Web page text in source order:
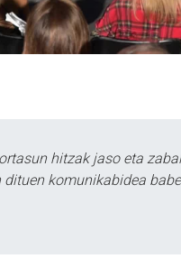
hitzak jaso eta
komunikabidea